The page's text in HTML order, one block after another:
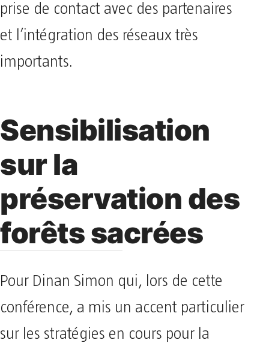
prise de contact avec des partenaires
et l’intégration des réseaux très
importants.
Sensibilisation
sur la
préservation des
forêts sacrées
Pour Dinan Simon qui, lors de cette
conférence, a mis un accent particulier
sur les stratégies en cours pour la